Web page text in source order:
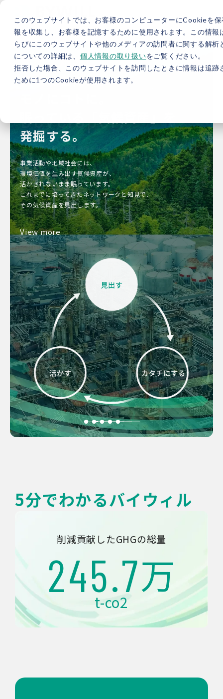
このウェブサイトでは、お客様のコンピューターにCookieを
報を収集し、お客様を記憶するために使用されます。この情
らびにこのウェブサイトや他のメディアの訪問者に関する解
についての詳細は、 個人情報の取り扱いをご覧ください。
拒否した場合、このウェブサイトを訪問したときに情報は追
ために1つのCookieが使用されます。
都市に地方に。
企業に自然に。
発掘する。
事業活動や地域社会には、
環境価値を生み出す気候資産が、
活かされないまま眠っています。
これまでに培ってきたネットワークと知見で、
その気候資産を見出します。
View more
5分でわかるバイウィル
削減貢献したGHGの総量
245.7万
t-co2